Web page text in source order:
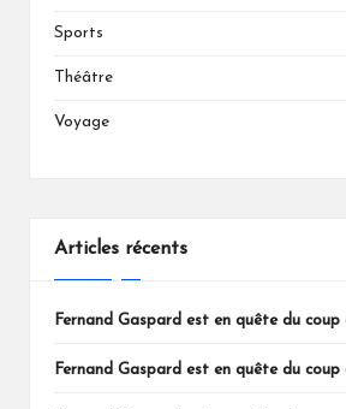
Sports
Théâtre
Voyage
Articles récents
Fernand Gaspard est en quête du
Fernand Gaspard est en quête du